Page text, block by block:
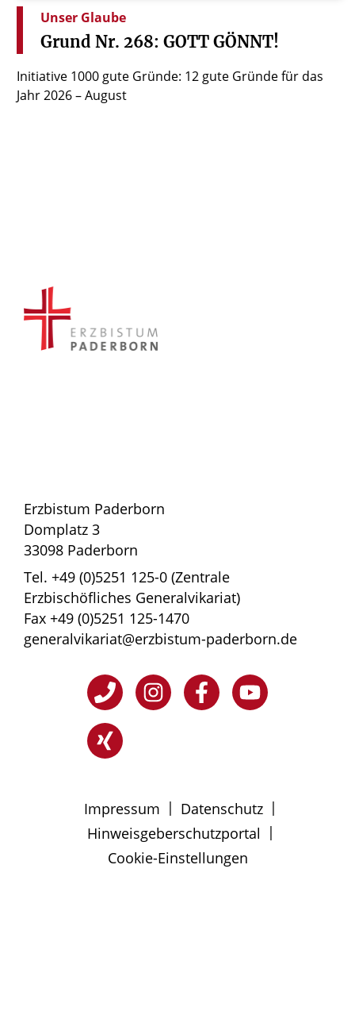
Unser Glaube
Grund Nr. 268: GOTT GÖNNT!
Initiative 1000 gute Gründe: 12 gute Gründe für das
Jahr 2026 – August
Erzbistum Paderborn
Domplatz 3
33098 Paderborn
Tel. +49 (0)5251 125-0 (Zentrale
Erzbischöfliches Generalvikariat)
Fax +49 (0)5251 125-1470
generalvikariat@erzbistum-paderborn.de
Impressum | Datenschutz |
Hinweisgeberschutzportal |
Cookie-Einstellungen